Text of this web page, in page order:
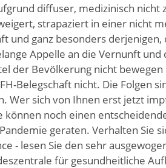
diffuser, medizinisch nicht
strapaziert in einer nicht
und ganz besonders
Appelle an die Vernunft
der Bevölkerung nicht
Belegschaft nicht. Die Folgen
Wer sich von Ihnen erst jetzt
können noch einen
geraten. Verhalten Sie
- lesen Sie den sehr
für gesundheitliche